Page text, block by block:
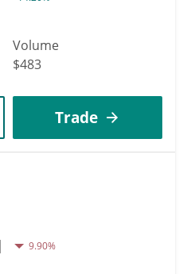
Volume
$483
Trade
9.90%